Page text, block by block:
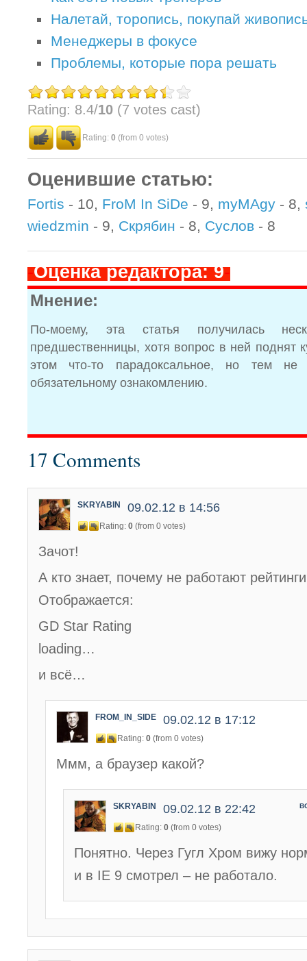
Налетай, торопись, покупай
Менеджеры в фокусе
Проблемы, которые пора решать
Rating: 8.4/10 (7 votes cast)
Rating: 0 (from 0 votes)
Оценившие статью:
Fortis - 10, FroM In SiDe - 9, myMAgy - 8,
wiedzmin - 9, Скрябин - 8, Суслов - 8
-Оценка редактора: 9-
Мнение:
По-моему, эта статья получилась
предшественницы, хотя вопрос в ней поднят
этом что-то парадоксальное, но тем
обязательному ознакомлению.
17 Comments
SKRYABIN 09.02.12 в 14:56
Rating: 0 (from 0 votes)
Зачот!
А кто знает, почему не работают
Отображается:
GD Star Rating
loading…
и всё…
FROM_IN_SIDE 09.02.12 в 17:12
Rating: 0 (from 0 votes)
Ммм, а браузер какой?
SKRYABIN 09.02.12 в 22:42
Rating: 0 (from 0 votes)
Понятно. Через Гугл Хром вижу
и в IE 9 смотрел – не работало.